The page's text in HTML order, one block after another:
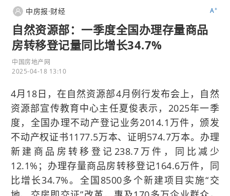
中房报·财经 A+
自然资源部：一季度全国办理存量商品
房转移登记量同比增长34.7%
中国房地产网
2025-04-18 13:10
4月18日，在自然资源部4月例行发布会上，自然
资源部宣传教育中心主任夏俊表示，2025年一季
度，全国办理不动产登记业务2014.1万件，颁发
不动产权证书1177.5万本、证明574.7万本。办理
新建商品房转移登记238.7万件，同比减少
12.1%；办理存量商品房转移登记164.6万件，同
比增长34.7%。全国8500多个新建项目实施“交